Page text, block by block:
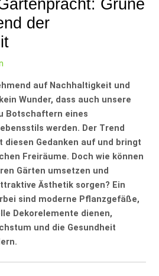
Grüne
der
auf Nachhaltigkeit und
Wunder, dass auch unsere
Botschaftern eines
werden. Der Trend
diesen Gedanken auf und bringt
Freiräume. Doch wie können
Gärten umsetzen und
Ästhetik sorgen? Ein
sind moderne Pflanzgefäße,
Dekorelemente dienen,
und die Gesundheit